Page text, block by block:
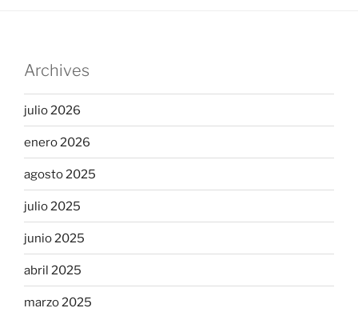
Archives
julio 2026
enero 2026
agosto 2025
julio 2025
junio 2025
abril 2025
marzo 2025